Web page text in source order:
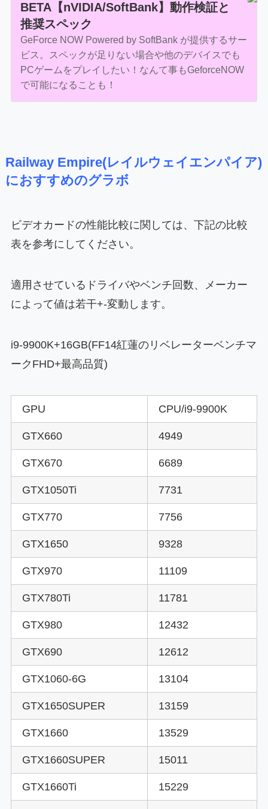
BETA【nVIDIA/SoftBank】動作検証と
推奨スペック
GeForce NOW Powered by SoftBank が提供するサー
ビス。スペックが足りない場合や他のデバイスでも
PCゲームをプレイしたい！なんて事もGeforceNOW
で可能になることも！
Railway Empire(レイルウェイエンパイア)
におすすめのグラボ
ビデオカードの性能比較に関しては、下記の比較
表を参考にしてください。
適用させているドライバやベンチ回数、メーカー
によって値は若干+-変動します。
i9-9900K+16GB(FF14紅蓮のリベレーターベンチマ
ークFHD+最高品質)
GPU CPU/i9-9900K
GTX660 4949
GTX670 6689
GTX1050Ti 7731
GTX770 7756
GTX1650 9328
GTX970 11109
GTX780Ti 11781
GTX980 12432
GTX690 12612
GTX1060-6G 13104
GTX1650SUPER 13159
GTX1660 13529
GTX1660SUPER 15011
GTX1660Ti 15229